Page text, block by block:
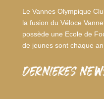
Le Vannes Olympique
la fusion du Véloce
possède une Ecole de
de jeunes sont chaque
dernieres